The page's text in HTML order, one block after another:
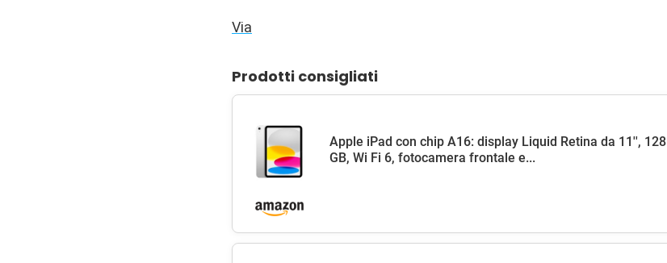
Via
Prodotti consigliati
Apple iPad con chip A16: display Liquid Retina da 11'', 128
GB, Wi Fi 6, fotocamera frontale e...